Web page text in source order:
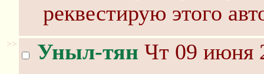
реквестирую этого
>> Уныл-тян Чт 09 июня